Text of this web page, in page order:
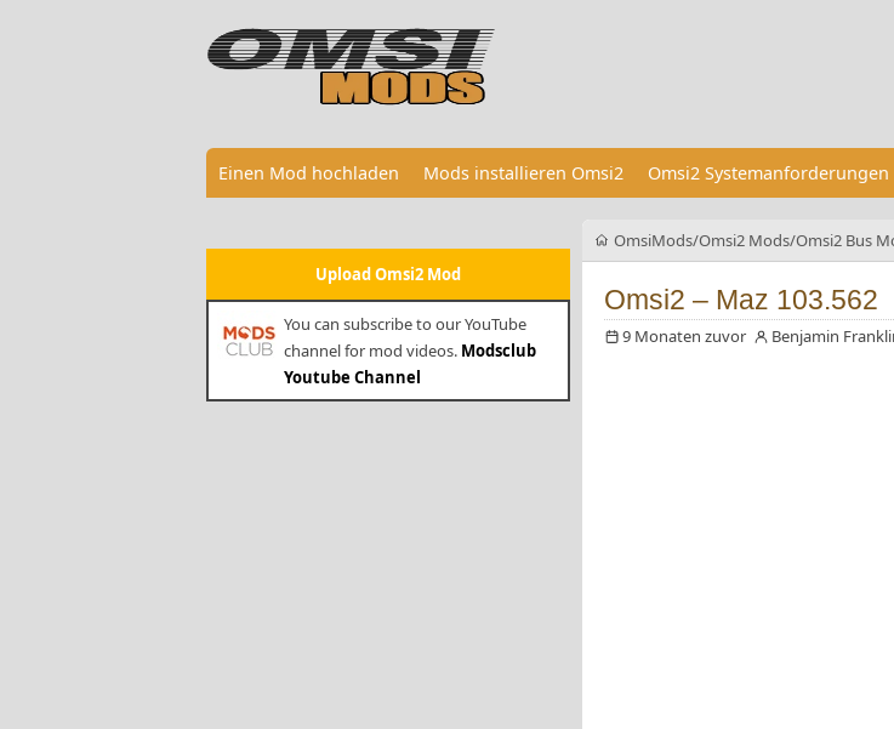
Einen Mod hochladen Mods installieren Omsi2 Omsi2 Systemanforderungen
Upload Omsi2 Mod
You can subscribe to our YouTube
channel for mod videos. Modsclub
Youtube Channel
OmsiMods Omsi2 Mods Omsi2 Bus
Omsi2 – Maz 103.562
9 Monaten zuvor Benjamin